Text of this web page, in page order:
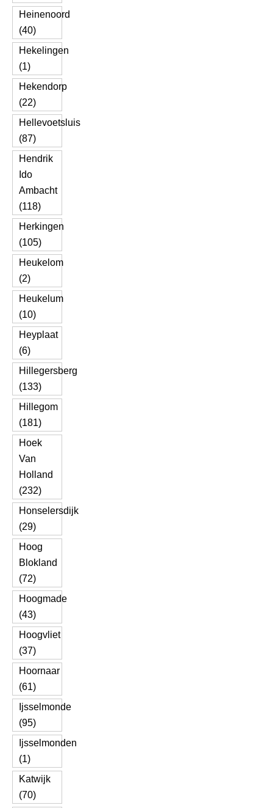
Heinenoord
(40)
Hekelingen
(1)
Hekendorp
(22)
Hellevoetsluis
(87)
Hendrik
Ido
Ambacht
(118)
Herkingen
(105)
Heukelom
(2)
Heukelum
(10)
Heyplaat
(6)
Hillegersberg
(133)
Hillegom
(181)
Hoek
Van
Holland
(232)
Honselersdijk
(29)
Hoog
Blokland
(72)
Hoogmade
(43)
Hoogvliet
(37)
Hoornaar
(61)
Ijsselmonde
(95)
Ijsselmonden
(1)
Katwijk
(70)